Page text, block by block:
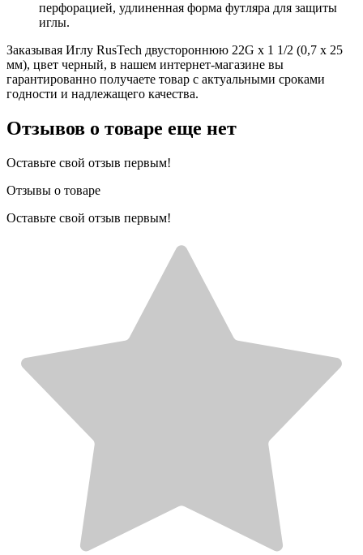
перфорацией, удлиненная форма футляра для защиты
иглы.
Заказывая Иглу RusTech двустороннюю 22G х 1 1/2 (0,7 х 25
мм), цвет черный, в нашем интернет-магазине вы
гарантированно получаете товар с актуальными сроками
годности и надлежащего качества.
Отзывов о товаре еще нет
Оставьте свой отзыв первым!
Отзывы о товаре
Оставьте свой отзыв первым!